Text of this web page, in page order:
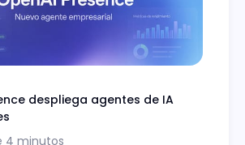
despliega agentes de IA
4 minutos